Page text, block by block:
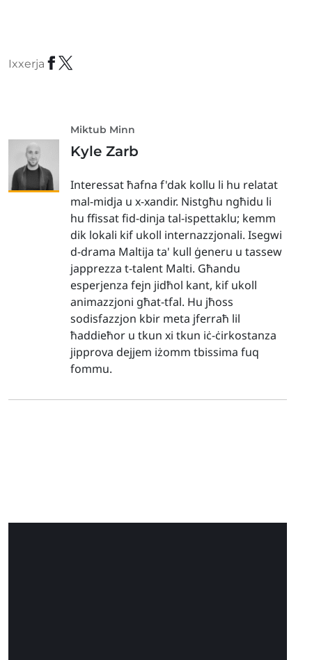
Ixxerja
Miktub Minn
Kyle Zarb
Interessat ħafna f'dak kollu li hu relatat
mal-midja u x-xandir. Nistgħu ngħidu li
hu ffissat fid-dinja tal-ispettaklu; kemm
dik lokali kif ukoll internazzjonali. Isegwi
d-drama Maltija ta' kull ġeneru u tassew
japprezza t-talent Malti. Għandu
esperjenza fejn jidħol kant, kif ukoll
animazzjoni għat-tfal. Hu jħoss
sodisfazzjon kbir meta jferraħ lil
ħaddieħor u tkun xi tkun iċ-ċirkostanza
jipprova dejjem iżomm tbissima fuq
fommu.